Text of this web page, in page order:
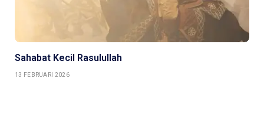
Sahabat Kecil Rasulullah
13 FEBRUARI 2026